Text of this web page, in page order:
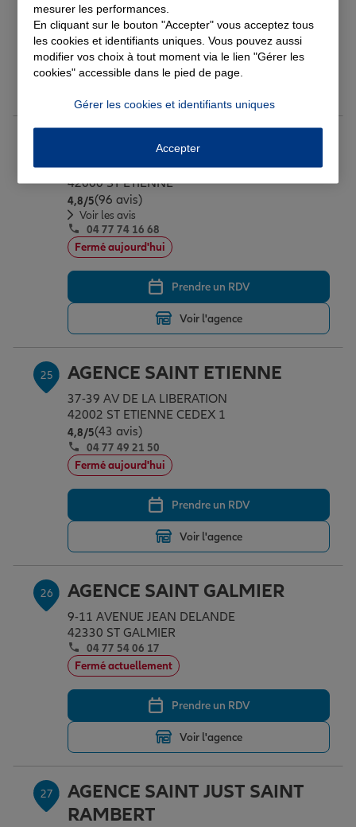
Fermé actuellement
Prendre un RDV
AGENCE SAINT ETIENNE
17 B RUE DE LA PRESSE
42000 ST ETIENNE
4,8/5Note de 4.8 sur 5
(96 avis)
Voir les avis
04 77 74 16 68
Fermé aujourd'hui
Prendre un RDV
Voir l'agence
25 AGENCE SAINT ETIENNE
37-39 AV DE LA LIBERATION
42002 ST ETIENNE CEDEX 1
4,8/5Note de 4.8 sur 5
(43 avis)
04 77 49 21 50
Fermé aujourd'hui
Prendre un RDV
Voir l'agence
26 AGENCE SAINT GALMIER
9-11 AVENUE JEAN DELANDE
42330 ST GALMIER
04 77 54 06 17
Fermé actuellement
Prendre un RDV
Voir l'agence
27
AGENCE SAINT JUST SAINT
RAMBERT
mesurer les performances.
En cliquant sur le bouton "Accepter" vous acceptez tous
les cookies et identifiants uniques. Vous pouvez aussi
modifier vos choix à tout moment via le lien "Gérer les
cookies" accessible dans le pied de page.
Gérer les cookies et identifiants uniques
Accepter